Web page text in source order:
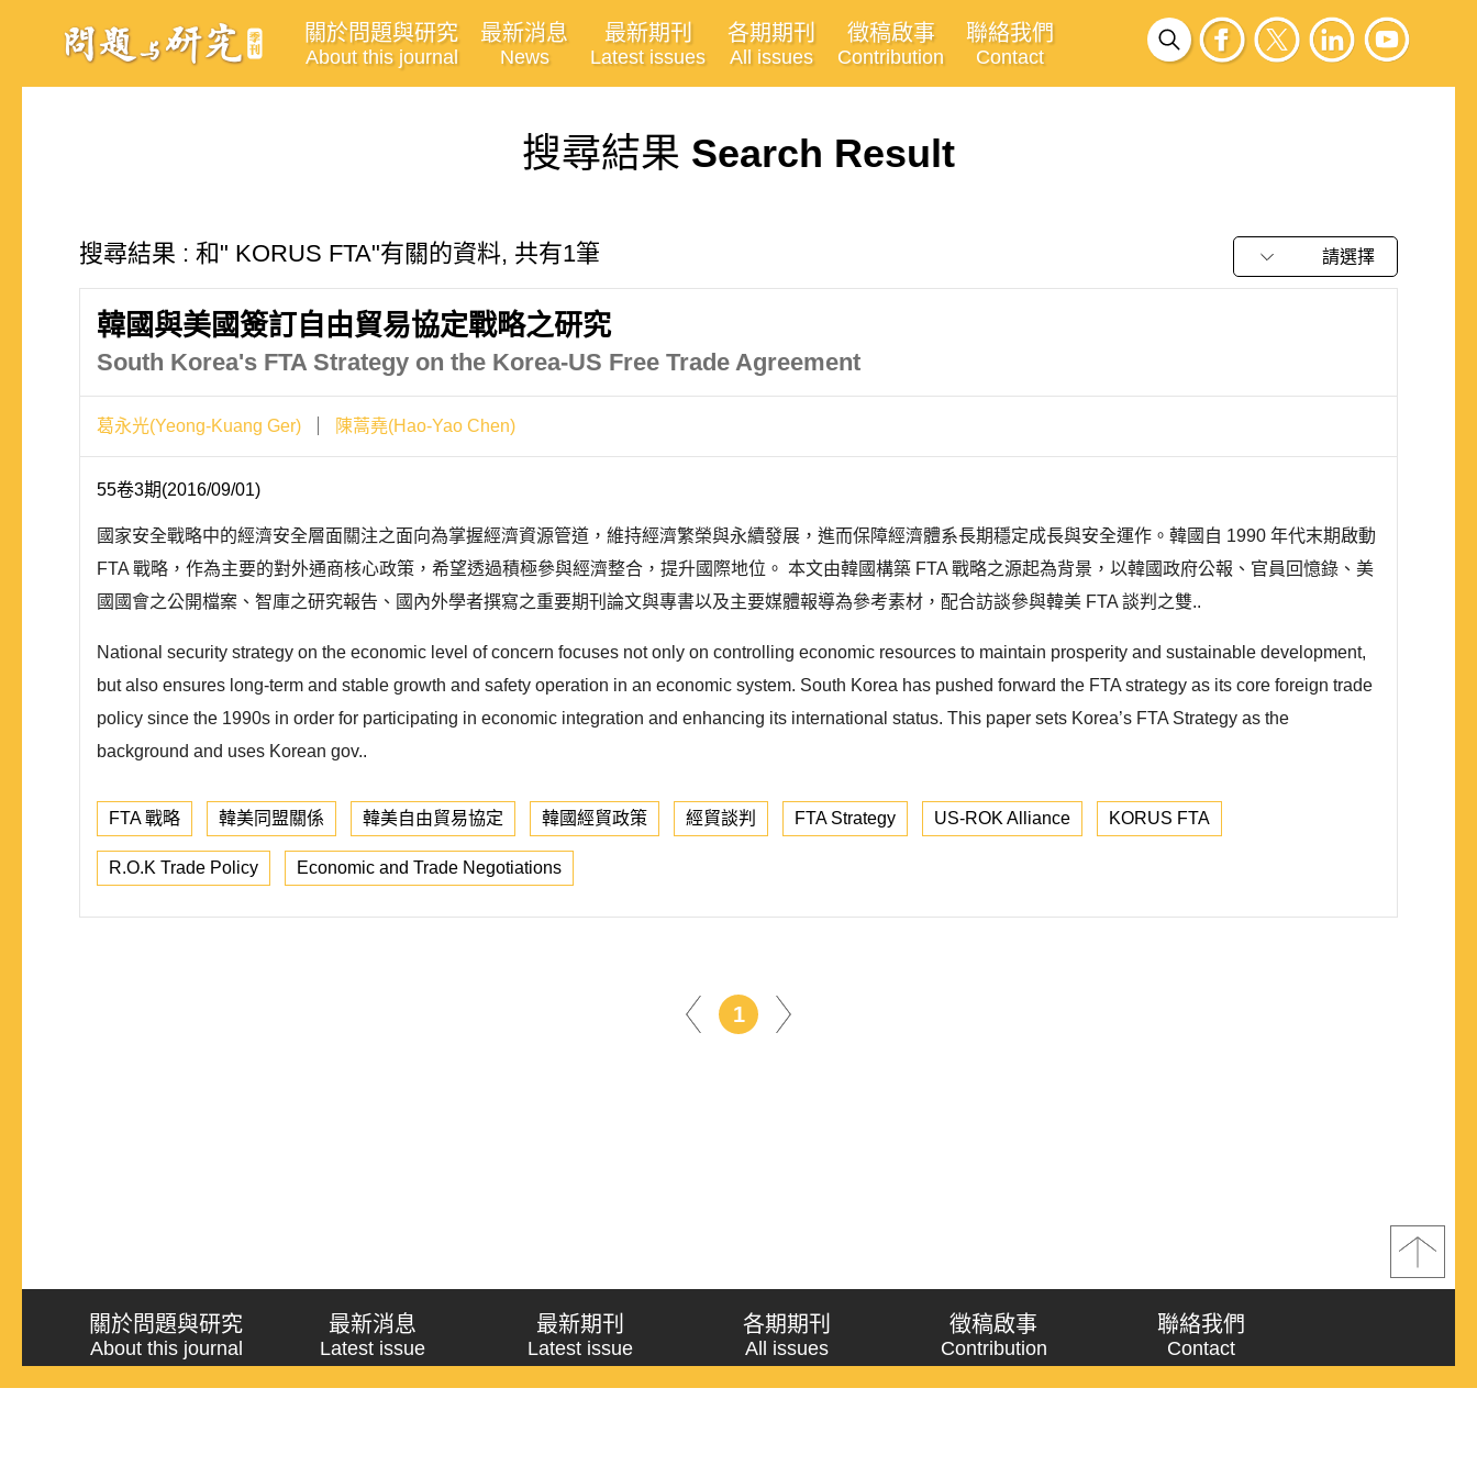
關於問題與研究
About this journal
最新消息
News
最新期刊
Latest issues
各期期刊
All issues
徵稿啟事
Contribution
聯絡我們
Contact
搜尋結果 Search Result
搜尋結果 : 和" KORUS FTA"有關的資料, 共有1筆 請選擇
韓國與美國簽訂自由貿易協定戰略之研究
South Korea's FTA Strategy on the Korea-US Free Trade Agreement
葛永光(Yeong-Kuang Ger) 陳蒿堯(Hao-Yao Chen)
55卷3期(2016/09/01)
國家安全戰略中的經濟安全層面關注之面向為掌握經濟資源管道，維持經濟繁榮與永續發展，進而保障經濟體系長期穩定成長與安全運作。韓國自 1990 年代末期啟動
FTA 戰略，作為主要的對外通商核心政策，希望透過積極參與經濟整合，提升國際地位。 本文由韓國構築 FTA 戰略之源起為背景，以韓國政府公報、官員回憶錄、美
國國會之公開檔案、智庫之研究報告、國內外學者撰寫之重要期刊論文與專書以及主要媒體報導為參考素材，配合訪談參與韓美 FTA 談判之雙..
National security strategy on the economic level of concern focuses not only on controlling economic resources to maintain prosperity and sustainable development,
but also ensures long-term and stable growth and safety operation in an economic system. South Korea has pushed forward the FTA strategy as its core foreign trade
policy since the 1990s in order for participating in economic integration and enhancing its international status. This paper sets Korea’s FTA Strategy as the
background and uses Korean gov..
FTA 戰略 韓美同盟關係 韓美自由貿易協定 韓國經貿政策 經貿談判 FTA Strategy US-ROK Alliance KORUS FTA
R.O.K Trade Policy Economic and Trade Negotiations
1
關於問題與研究
About this journal
最新消息
Latest issue
最新期刊
Latest issue
各期期刊
All issues
徵稿啟事
Contribution
聯絡我們
Contact